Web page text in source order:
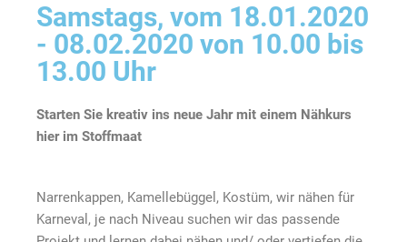
Samstags, vom 18.01.2020
- 08.02.2020 von 10.00 bis
13.00 Uhr
Starten Sie kreativ ins neue Jahr mit einem Nähkurs
hier im Stoffmaat
Narrenkappen, Kamellebüggel, Kostüm, wir nähen für
Karneval, je nach Niveau suchen wir das passende